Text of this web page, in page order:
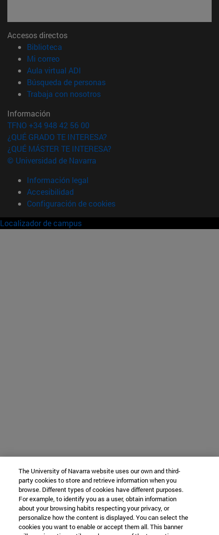
Accesos directos
Biblioteca
Mi correo(abre en nueva ventana)
Aula virtual ADI
Búsqueda de personas(abre en nueva ventana)
Trabaja con nosotros(abre en nueva ventana)
Información
TFNO +34 948 42 56 00
¿QUÉ GRADO TE INTERESA?
¿QUÉ MÁSTER TE INTERESA?
© Universidad de Navarra
Información legal
Accesibilidad
Configuración de cookies
Localizador de campus
The University of Navarra website uses our own and third-
party cookies to store and retrieve information when you
browse. Different types of cookies have different purposes.
For example, to identify you as a user, obtain information
about your browsing habits respecting your privacy, or
personalize how the content is displayed. You can select the
cookies you want to enable or accept them all. This banner